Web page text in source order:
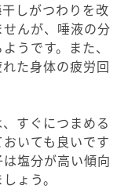
しがつわりを改
んが、唾液の分
うです。また、
た身体の疲労回
すぐにつまめる
いても良いです
塩分が高い傾向
ょう。